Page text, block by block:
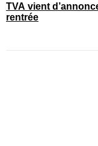
TVA vient
rentrée